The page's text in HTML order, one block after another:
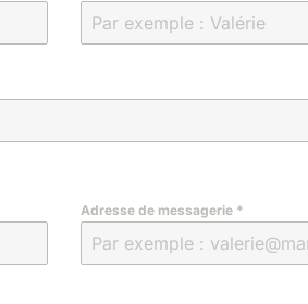
Adresse de messagerie *